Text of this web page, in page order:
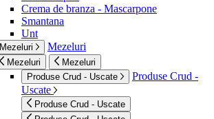
Crema de branza - Mascarpone
Smantana
Unt
Mezeluri Mezeluri
Mezeluri
Mezeluri
Produse Crud - Uscate
Produse Crud -
Uscate
Produse Crud - Uscate